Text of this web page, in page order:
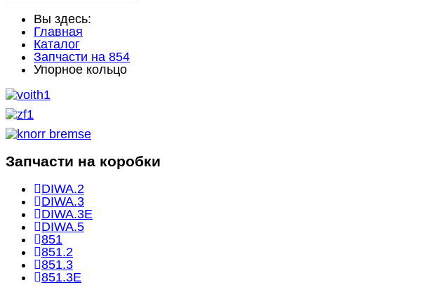
Вы здесь:
Главная
Каталог
Запчасти на 854
Упорное кольцо
Запчасти на коробки
DIWA.2
DIWA.3
DIWA.3E
DIWA.5
851
851.2
851.3
851.3E